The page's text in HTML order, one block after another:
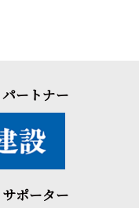
ートナー
ポーター